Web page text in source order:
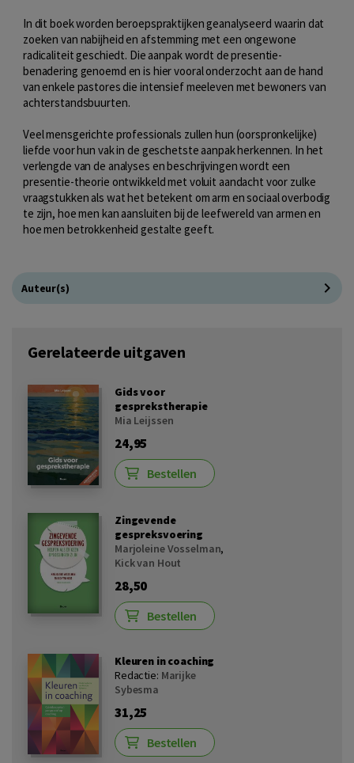
In dit boek worden beroepspraktijken geanalyseerd waarin dat
zoeken van nabijheid en afstemming met een ongewone
radicaliteit geschiedt. Die aanpak wordt de presentie-
benadering genoemd en is hier vooral onderzocht aan de hand
van enkele pastores die intensief meeleven met bewoners van
achterstandsbuurten.
Veel mensgerichte professionals zullen hun (oorspronkelijke)
liefde voor hun vak in de geschetste aanpak herkennen. In het
verlengde van de analyses en beschrijvingen wordt een
presentie-theorie ontwikkeld met voluit aandacht voor zulke
vraagstukken als wat het betekent om arm en sociaal overbodig
te zijn, hoe men kan aansluiten bij de leefwereld van armen en
hoe men betrokkenheid gestalte geeft.
Auteur(s)
Gerelateerde uitgaven
Gids voor
gesprekstherapie
Mia Leijssen
24,95
Bestellen
Zingevende
gespreksvoering
Marjoleine Vosselman,
Kick van Hout
28,50
Bestellen
Kleuren in coaching
Redactie: Marijke
Sybesma
31,25
Bestellen